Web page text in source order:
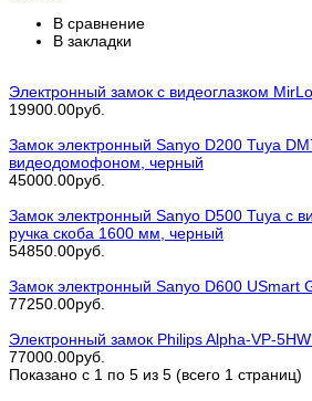
В сравнение
В закладки
Электронный замок с видеоглазком
19900.00руб.
Замок электронный Sanyo D200 Tuya
видеодомофоном, черный
45000.00руб.
Замок электронный Sanyo D500 Tuya с
ручка скоба 1600 мм, черный
54850.00руб.
Замок электронный Sanyo D600 USmart
77250.00руб.
Электронный замок Philips Alpha-VP-
77000.00руб.
Показано с 1 по 5 из 5 (всего 1 страниц)